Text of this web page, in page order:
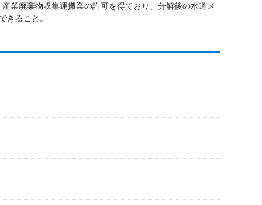
業廃棄物収集運搬業の許可を得ており、分解後の水道メ
きること。